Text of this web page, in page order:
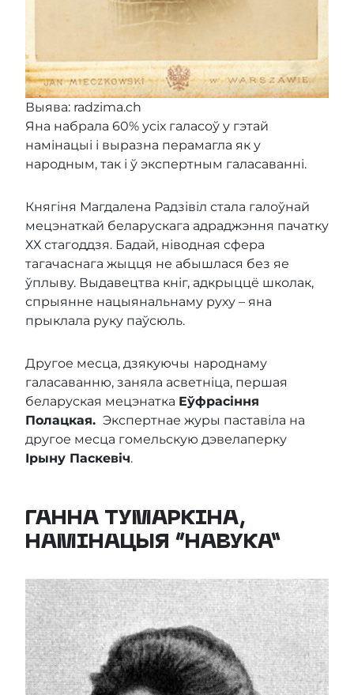
Выява: radzima.ch
Яна набрала 60% усіх галасоў у гэтай
намінацыі і выразна перамагла як у
народным, так і ў экспертным галасаванні.
Княгіня Магдалена Радзівіл стала галоўнай
мецэнаткай беларускага адраджэння пачатку
ХХ стагоддзя. Бадай, ніводная сфера
тагачаснага жыцця не абышлася без яе
ўплыву. Выдавецтва кніг, адкрыццё школак,
спрыянне нацыянальнаму руху – яна
прыклала руку паўсюль.
Другое месца, дзякуючы народнаму
галасаванню, заняла асветніца, першая
беларуская мецэнатка Еўфрасіння
Полацкая. Экспертнае журы паставіла на
другое месца гомельскую дэвелаперку
Ірыну Паскевіч.
ГАННА ТУМАРКІНА,
НАМІНАЦЫЯ “НАВУКА”